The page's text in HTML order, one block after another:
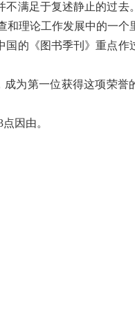
不满足于复述静止的过去
和理论工作发展中的一个
国的《图书季刊》重点作
成为第一位获得这项荣誉
因由。